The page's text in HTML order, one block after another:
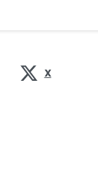
X